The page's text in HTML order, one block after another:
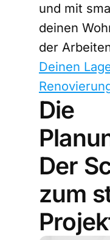
und mit
deinen
der
Deinen
Die
Der
zum